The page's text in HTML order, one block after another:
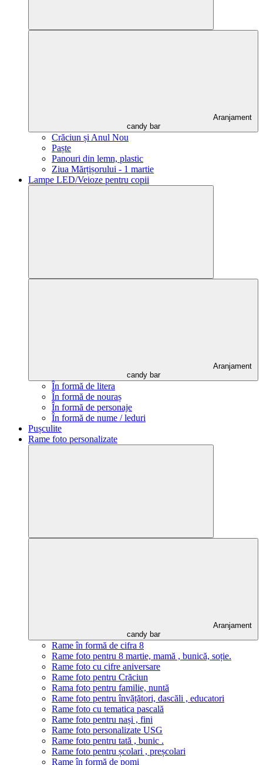
Aranjament
candy bar
Crăciun și Anul Nou
Paște
Panouri din lemn, plastic
Ziua Mărțișorului - 1 martie
Lampe LED/Veioze pentru copii
Aranjament
candy bar
În formă de litera
În formă de nouraș
În formă de personaje
În formă de nume / leduri
Pușculite
Rame foto personalizate
Aranjament
candy bar
Rame în formă de cifra 8
Rame foto pentru 8 martie, mamă , bunică, soție.
Rame foto cu cifre aniversare
Rame foto pentru Crăciun
Rama foto pentru familie, nuntă
Rame foto pentru învățători, dascăli , educatori
Rame foto cu tematica pascală
Rame foto pentru nași , fini
Rame foto personalizate USG
Rame foto pentru tată , bunic .
Rame foto pentru școlari , preșcolari
Rame în formă de pomi